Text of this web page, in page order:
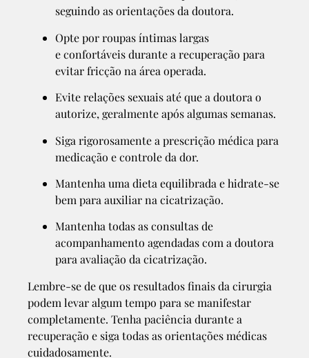
seguindo as orientações da doutora.
Opte por roupas íntimas largas
econfortáveis durante a recuperação para
evitar fricção na área operada.
Evite relações sexuais até que a doutora o
autorize, geralmente após algumas semanas.
Siga rigorosamente a prescrição médica para
medicação e controle da dor.
Mantenha uma dieta equilibrada e hidrate-se
bem para auxiliar na cicatrização.
Mantenha todas as consultas de
acompanhamento agendadas com a doutora
para avaliação da cicatrização.
Lembre-se de que os resultados finais da cirurgia
podem levar algum tempo para se manifestar
completamente. Tenha paciência durante a
recuperação e siga todas as orientações médicas
cuidadosamente.